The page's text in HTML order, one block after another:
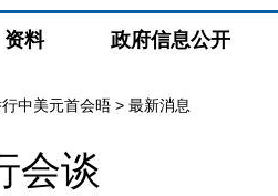
资料 政府信息公开
中美元首会晤 > 最新消息
会谈